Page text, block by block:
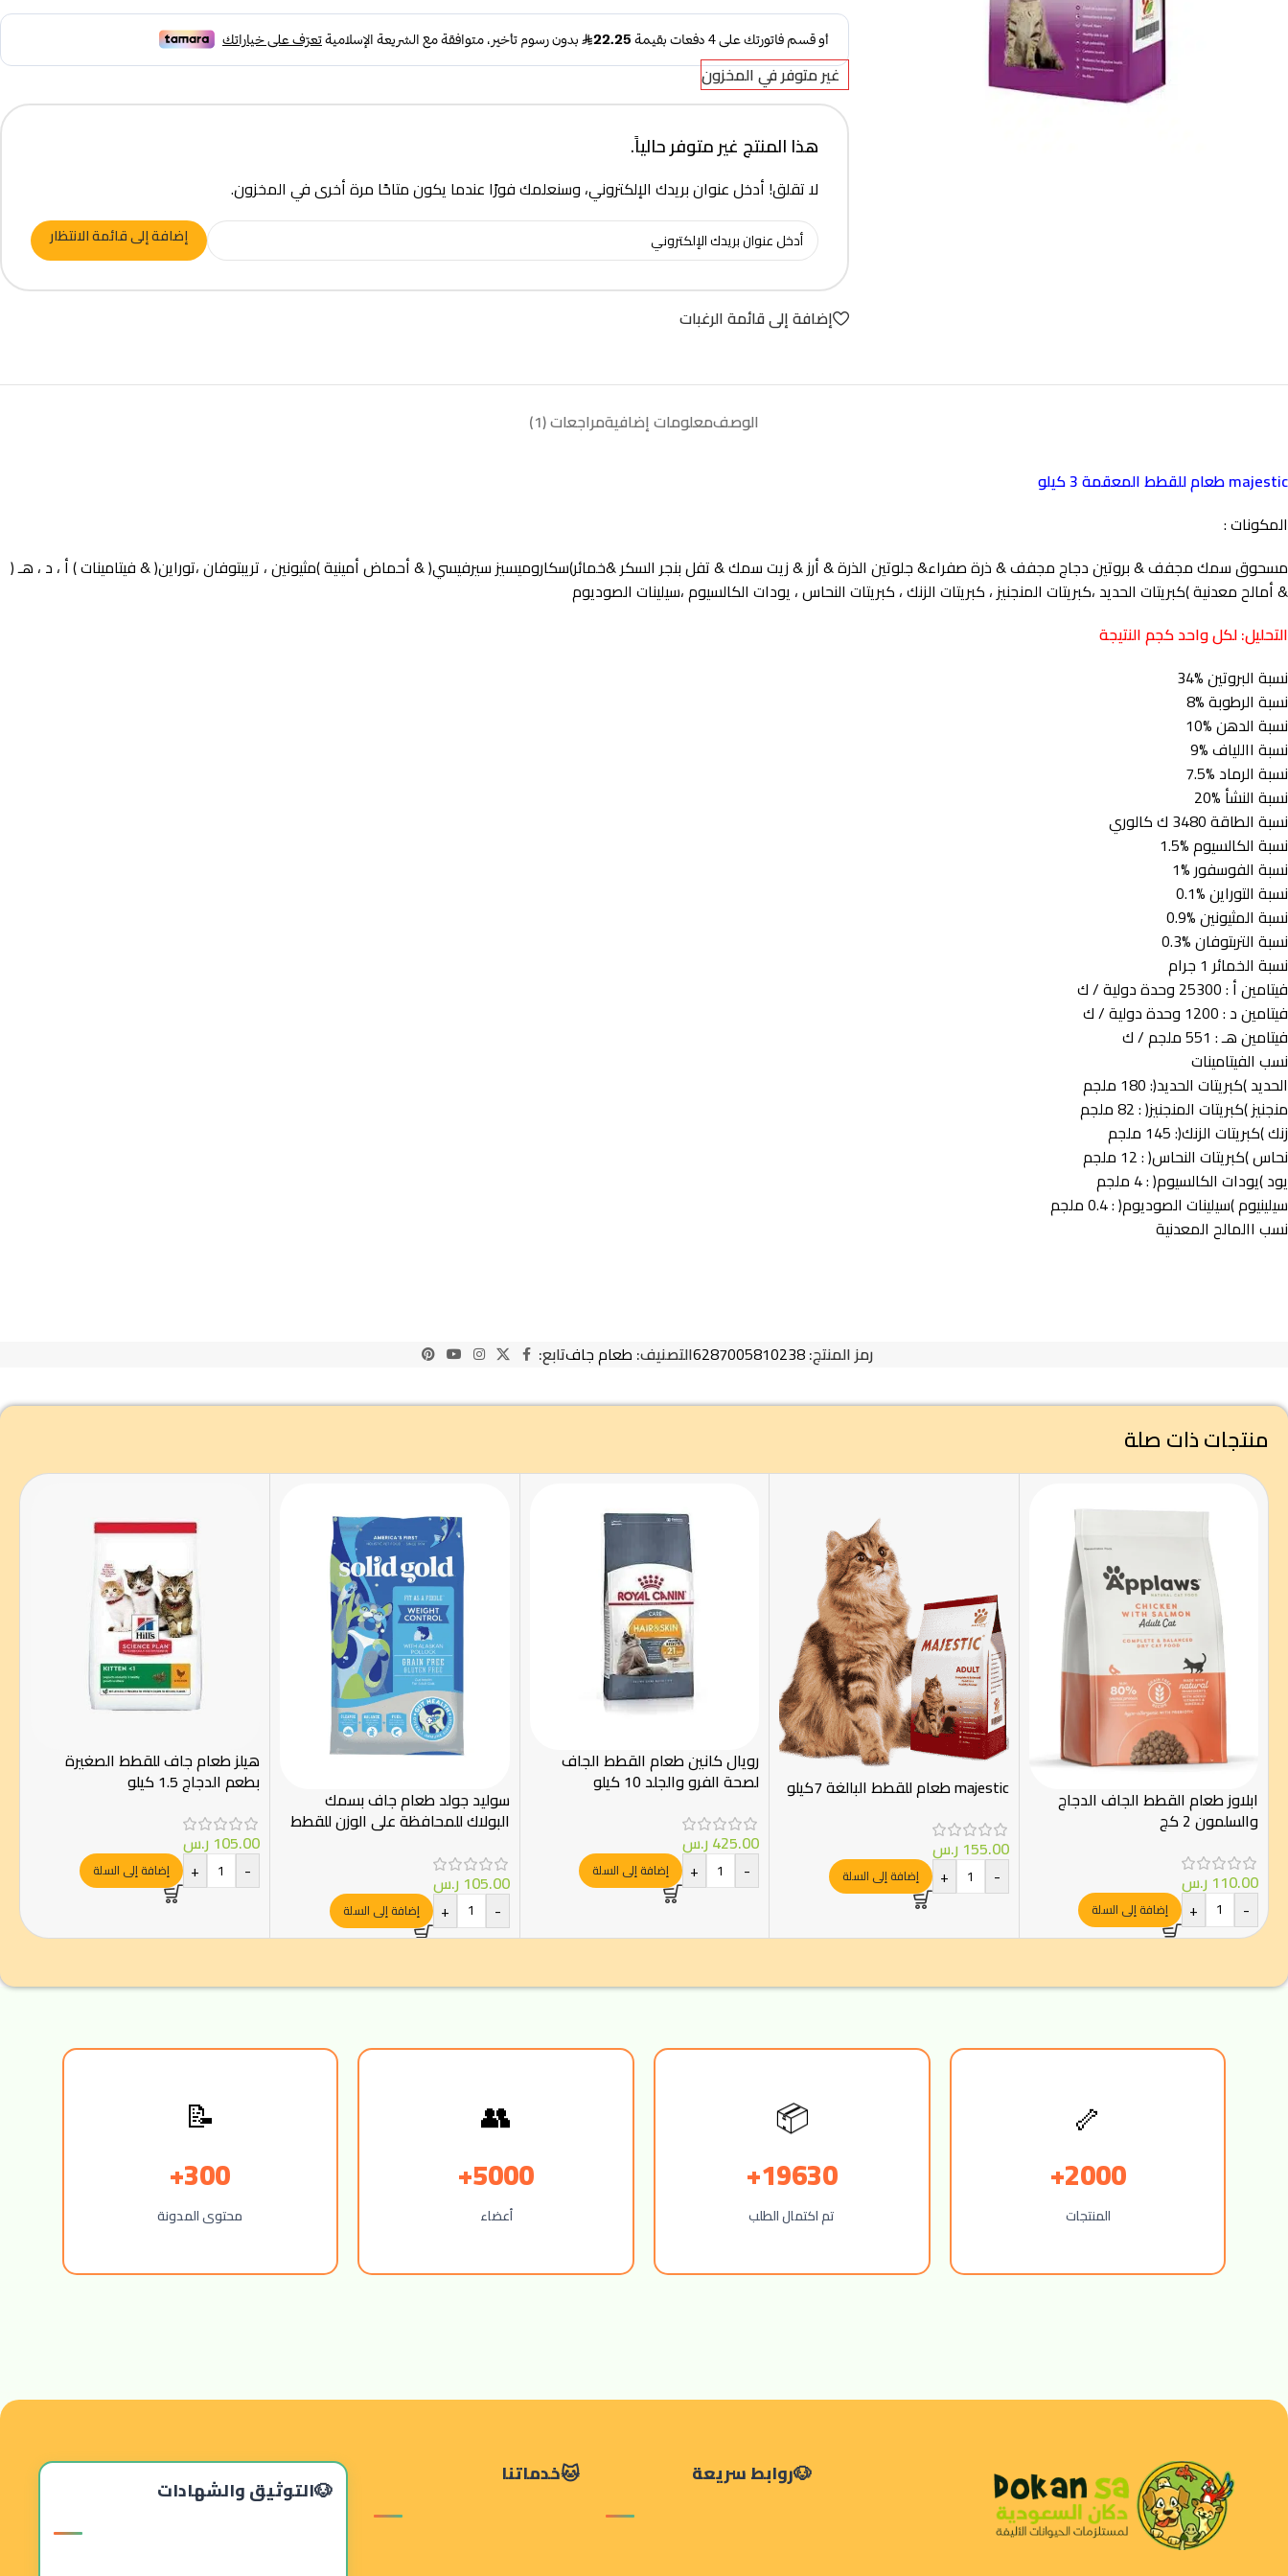
غير متوفر في المخزون
هذا المنتج غير متوفر حالياً.
لا تقلق! أدخل عنوان بريدك الإلكتروني، وسنعلمك فورًا عندما يكون متاحًا مرة أخرى في المخزون.
إضافة إلى قائمة الانتظار
إضافة إلى قائمة الرغبات
الوصفمعلومات إضافيةمراجعات (1)
majestic طعام للقطط المعقمة 3 كيلو
المكونات :
مسحوق سمك مجفف & بروتين دجاج مجفف & ذرة صفراء& جلوتين الذرة & أرز & زيت سمك & تفل بنجر السكر &خمائر)سكاروميسيز سيرفيسي( & أحماض أمينية )مثيونين ، تريبتوفان ،توراين( & فيتامينات ) أ ، د ، هـ (
& أمالح معدنية )كبريتات الحديد ،كبريتات المنجنيز ، كبريتات الزنك ، كبريتات النحاس ، يودات الكالسيوم ،سيلينات الصوديوم
التحليل: لكل واحد كجم النتيجة
نسبة البروتين %34
نسبة الرطوبة %8
نسبة الدهن %10
نسبة االلياف %9
نسبة الرماد %7.5
نسبة النشأ %20
نسبة الطاقة 3480 ك كالوري
نسبة الكالسيوم %1.5
نسبة الفوسفور %1
نسبة التوراين %0.1
نسبة المثيونين %0.9
نسبة التربتوفان %0.3
نسبة الخمائر 1 جرام
فيتامين أ : 25300 وحدة دولية / ك
فيتامين د : 1200 وحدة دولية / ك
فيتامين هـ : 551 ملجم / ك
نسب الفيتامينات
الحديد )كبريتات الحديد(: 180 ملجم
منجنيز )كبريتات المنجنيز( : 82 ملجم
زنك )كبريتات الزنك(: 145 ملجم
نحاس )كبريتات النحاس( : 12 ملجم
يود )يودات الكالسيوم( : 4 ملجم
سيلينيوم )سيلينات الصوديوم( : 0.4 ملجم
نسب االمالح المعدنية
رمز المنتج:6287005810238التصنيف: طعام جافتابع:
منتجات ذات صلة
ابلاوز طعام القطط الجاف الدجاج
والسلمون 2 كج
110.00 ر.س
-
+ إضافة إلى السلة
majestic طعام للقطط البالغة 7كيلو
155.00 ر.س
-
+ إضافة إلى السلة
رويال كانين طعام القطط الجاف
لصحة الفرو والجلد 10 كيلو
425.00ر.س
-
+ إضافة إلى السلة
سوليد جولد طعام جاف بسمك
البولاك للمحافظة على الوزن للقطط
105.00 ر.س
-
+ إضافة إلى السلة
هيلز طعام جاف للقطط الصغيرة
بطعم الدجاج 1.5 كيلو
105.00 ر.س
-
+ إضافة إلى السلة
🦴
2000+
المنتجات
📦
19630+
تم اكتمال الطلب
👥
5000+
أعضاء
📝
300+
محتوى المدونة
روابط سريعة خدماتنا
التوثيق والشهادات